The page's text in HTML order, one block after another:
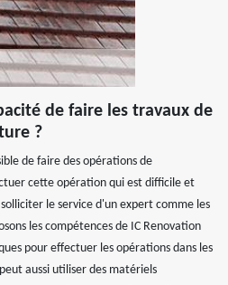
de faire les travaux de
?
de faire des opérations de
cette opération qui est difficile et
le service d'un expert comme les
les compétences de IC Renovation
pour effectuer les opérations dans les
aussi utiliser des matériels